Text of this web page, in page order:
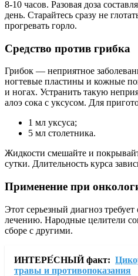
8-10 часов. Разовая доза
день. Старайтесь сразу не
прогревать горло.
Средство против грибка
Грибок — неприятное
ногтевые пластины и кожные
и ногах. Устранить такую
алоэ сока с уксусом. Для
1 мл уксуса;
5 мл столетника.
Жидкости смешайте и
сутки. Длительность курса
Применение при
Этот серьезный диагноз требует
лечению. Народные целители
сборе с другими.
ИНТЕРЕ́СНЫЙ факт:
травы и противопоказания